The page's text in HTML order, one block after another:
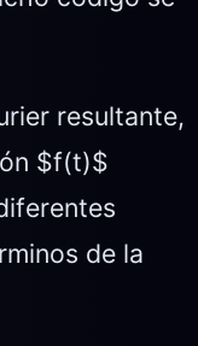
resultante,
$f(t)$
de la